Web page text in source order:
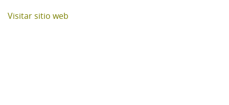
Visitar sitio web